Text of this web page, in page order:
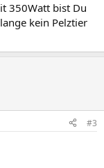
350Watt bist Du
kein Pelztier
#3